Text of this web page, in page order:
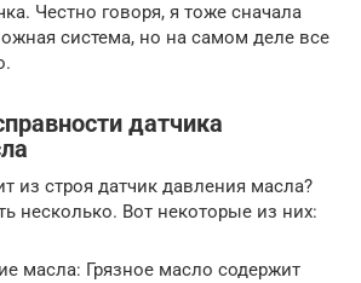
Честно говоря, я тоже сначала
система, но на самом деле все
датчика
из строя датчик давления масла?
несколько. Вот некоторые из них:
масла: Грязное масло содержит